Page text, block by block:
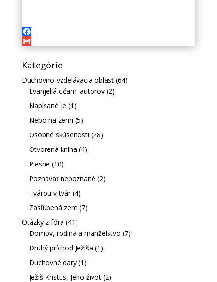
Facebook
Gmail
Kategórie
Duchovno-vzdelávacia oblasť(64)
Evanjeliá očami autorov(2)
Napísané je (1)
Nebo na zemi (5)
Osobné skúsenosti (28)
Otvorená kniha (4)
Piesne (10)
Poznávať nepoznané (2)
Tvárou v tvár(4)
Zasľúbená zem (7)
Otázky z fóra (41)
Domov, rodina a manželstvo (7)
Druhý príchod Ježiša (1)
Duchovné dary(1)
Ježiš Kristus, Jeho život(2)